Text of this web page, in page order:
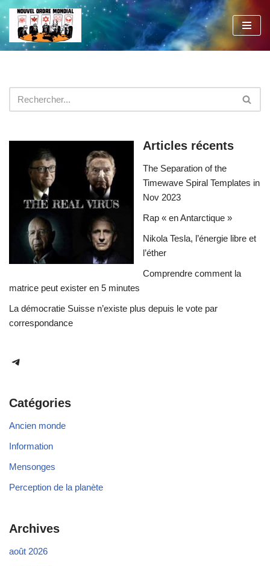
Aller
au
Articles récents
The Separation of the
Timewave Spiral Templates in
Nov 2023
Rap « en Antarctique »
Nikola Tesla, l’énergie libre et
l’éther
Comprendre comment la
matrice peut exister en 5 minutes
La démocratie Suisse n’existe plus depuis le vote par
correspondance
Catégories
Ancien monde
Information
Mensonges
Perception de la planète
Archives
août 2026